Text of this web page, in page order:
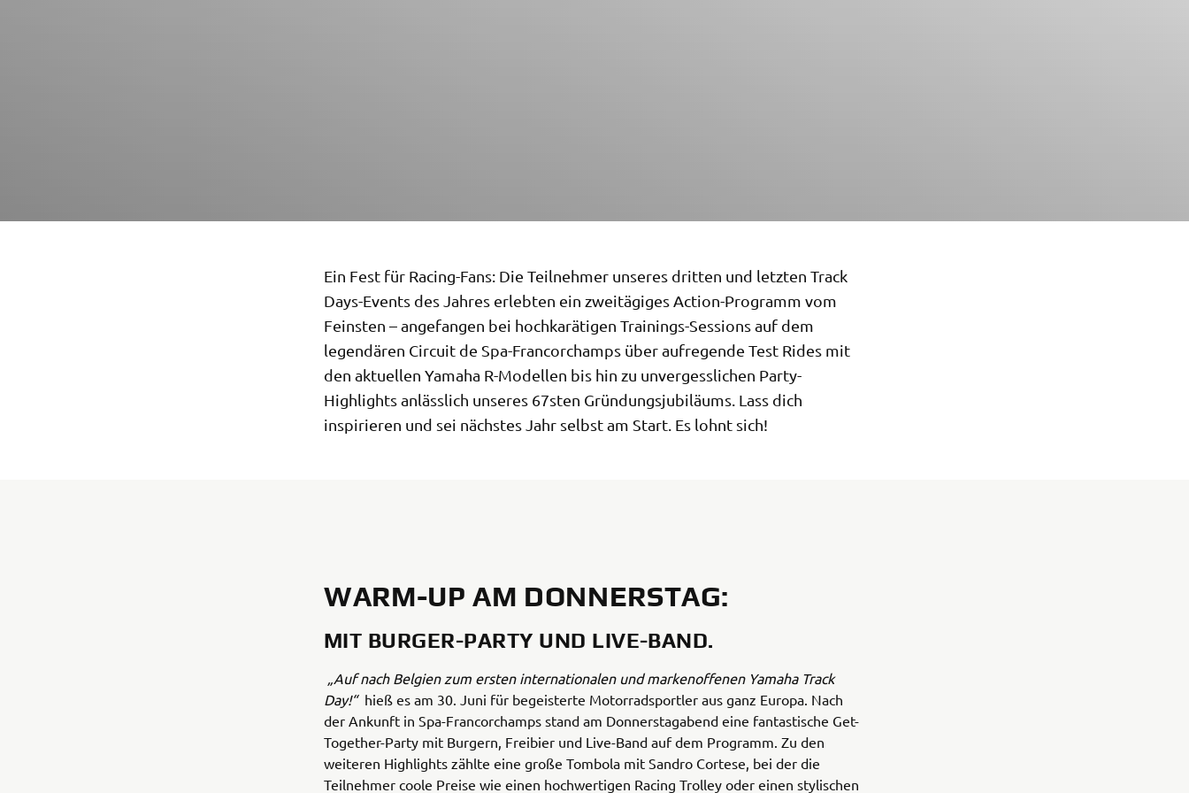
Ein Fest für Racing-Fans: Die Teilnehmer unseres dritten und letzten Track
Days-Events des Jahres erlebten ein zweitägiges Action-Programm vom
Feinsten – angefangen bei hochkarätigen Trainings-Sessions auf dem
legendären Circuit de Spa-Francorchamps über aufregende Test Rides mit
den aktuellen Yamaha R-Modellen bis hin zu unvergesslichen Party-
Highlights anlässlich unseres 67sten Gründungsjubiläums. Lass dich
inspirieren und sei nächstes Jahr selbst am Start. Es lohnt sich!
WARM-UP AM DONNERSTAG:
MIT BURGER-PARTY UND LIVE-BAND.
„Auf nach Belgien zum ersten internationalen und markenoffenen Yamaha Track
Day!“ hieß es am 30. Juni für begeisterte Motorradsportler aus ganz Europa. Nach
der Ankunft in Spa-Francorchamps stand am Donnerstagabend eine fantastische Get-
Together-Party mit Burgern, Freibier und Live-Band auf dem Programm. Zu den
weiteren Highlights zählte eine große Tombola mit Sandro Cortese, bei der die
Teilnehmer coole Preise wie einen hochwertigen Racing Trolley oder einen stylischen